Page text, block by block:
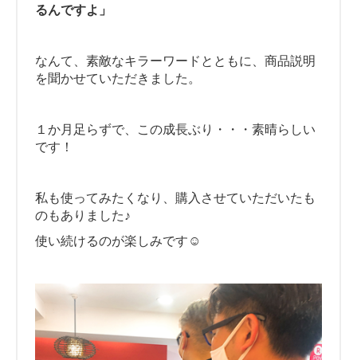
るんですよ」
なんて、素敵なキラーワードとともに、商品説明
を聞かせていただきました。
１か月足らずで、この成長ぶり・・・素晴らしい
です！
私も使ってみたくなり、購入させていただいたも
のもありました♪
使い続けるのが楽しみです☺